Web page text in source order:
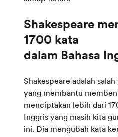
Shakespeare
1700 kata
Shakespeare adalah
yang membantu
menciptakan lebih dari
Inggris yang masih kita
ini. Dia mengubah kata